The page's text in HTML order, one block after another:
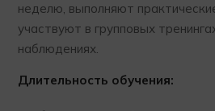
неделю, выполняют
участвуют в групповых
наблюдениях.
Длительность обучения: